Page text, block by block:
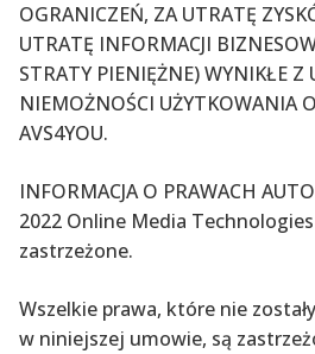
OGRANICZEŃ, ZA UTRATĘ
UTRATĘ INFORMACJI
STRATY PIENIĘŻNE) WYNIKŁE Z
NIEMOŻNOŚCI UŻYTKOWANIA
AVS4YOU.
INFORMACJA O PRAWACH
2022 Online Media
zastrzeżone.
Wszelkie prawa, które nie
w niniejszej umowie, są